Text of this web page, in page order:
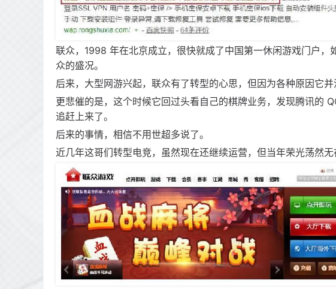
联众，1998 年在北京成立，很快就成了中国第一休闲游戏门户
众的盛况。
后来，大型网游兴起，联众有了转型的心思，但因为各种原因它并
更悲催的是，这个时候它回过头看自己的棋牌业务，发现腾讯的
追赶上来了。
后来的事情，相信不用世超多说了。
近几年这哥们转型电竞，虽然现在还继续运营，但当年荣光荡然无